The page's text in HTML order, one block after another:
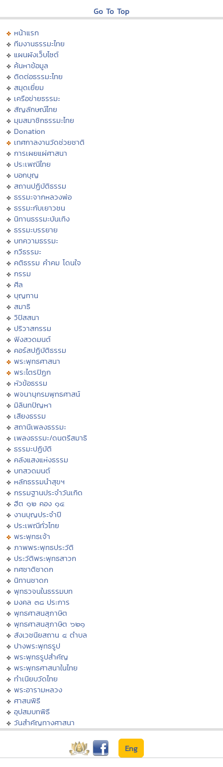
Go To Top
หน้าแรก
ทีมงานธรรมะไทย
แผนผังเว็บไซต์
ค้นหาข้อมูล
ติดต่อธรรมะไทย
สมุดเยี่ยม
เครือข่ายธรรมะ
สัญลักษณ์ไทย
มุมสมาชิกธรรมะไทย
Donation
เทศกาลงานวัดช่วยชาติ
การเผยแผ่ศาสนา
ประเพณีไทย
บอกบุญ
สถานปฏิบัติธรรม
ธรรมะจากหลวงพ่อ
ธรรมะกับเยาวชน
นิทานธรรมะบันเทิง
ธรรมะบรรยาย
บทความธรรมะ
กวีธรรมะ
คติธรรม คำคม โดนใจ
กรรม
ศีล
บุญทาน
สมาธิ
วิปัสสนา
ปริวาสกรรม
ฟังสวดมนต์
คอร์สปฏิบัติธรรม
พระพุทธศาสนา
พระไตรปิฏก
หัวข้อธรรม
พจนานุกรมพุทธศาสน์
มิลินทปัญหา
เสียงธรรม
สถานีเพลงธรรมะ
เพลงธรรมะ/ดนตรีสมาธิ
ธรรมะปฏิบัติ
คลังแสงแห่งธรรม
บทสวดมนต์
หลักธรรมนำสุขฯ
กรรมฐานประจำวันเกิด
ฮีต ๑๒ คอง ๑๔
งานบุญประจำปี
ประเพณีทั่วไทย
พระพุทธเจ้า
ภาพพระพุทธประวัติ
ประวัติพระพุทธสาวก
ทศชาติชาดก
นิทานชาดก
พุทธวจนในธรรมบท
มงคล ๓๘ ประการ
พุทธศาสนสุภาษิต
พุทธศาสนสุภาษิต ๖๒๑
สังเวชนียสถาน ๔ ตำบล
ปางพระพุทธรูป
พระพุทธรูปสำคัญ
พระพุทธศาสนาในไทย
ทำเนียบวัดไทย
พระอารามหลวง
ศาสนพิธี
อุปสมบทพิธี
วันสำคัญทางศาสนา
Eng